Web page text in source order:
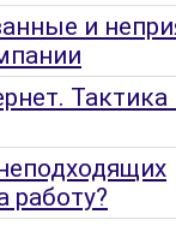
и
Тактика
работу?